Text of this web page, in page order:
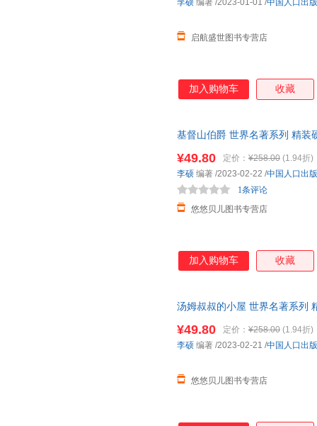
启航盛世图书专营店
李硕 编著 /2023-01-01 /中国人口出
加入购物车 收藏
基督山伯爵 世界名著系列 精装
¥49.80 定价： ¥258.00 (1.94折)
悠悠贝儿图书专营店
1条评论
李硕 编著 /2023-02-22 /中国人口出
加入购物车 收藏
汤姆叔叔的小屋 世界名著系列
¥49.80 定价： ¥258.00 (1.94折)
悠悠贝儿图书专营店
李硕 编著 /2023-02-21 /中国人口出